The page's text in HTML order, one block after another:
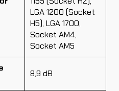
LGA 1200 (Socket
H5), LGA 1700,
Socket AM4,
Socket AM5
8,9 dB